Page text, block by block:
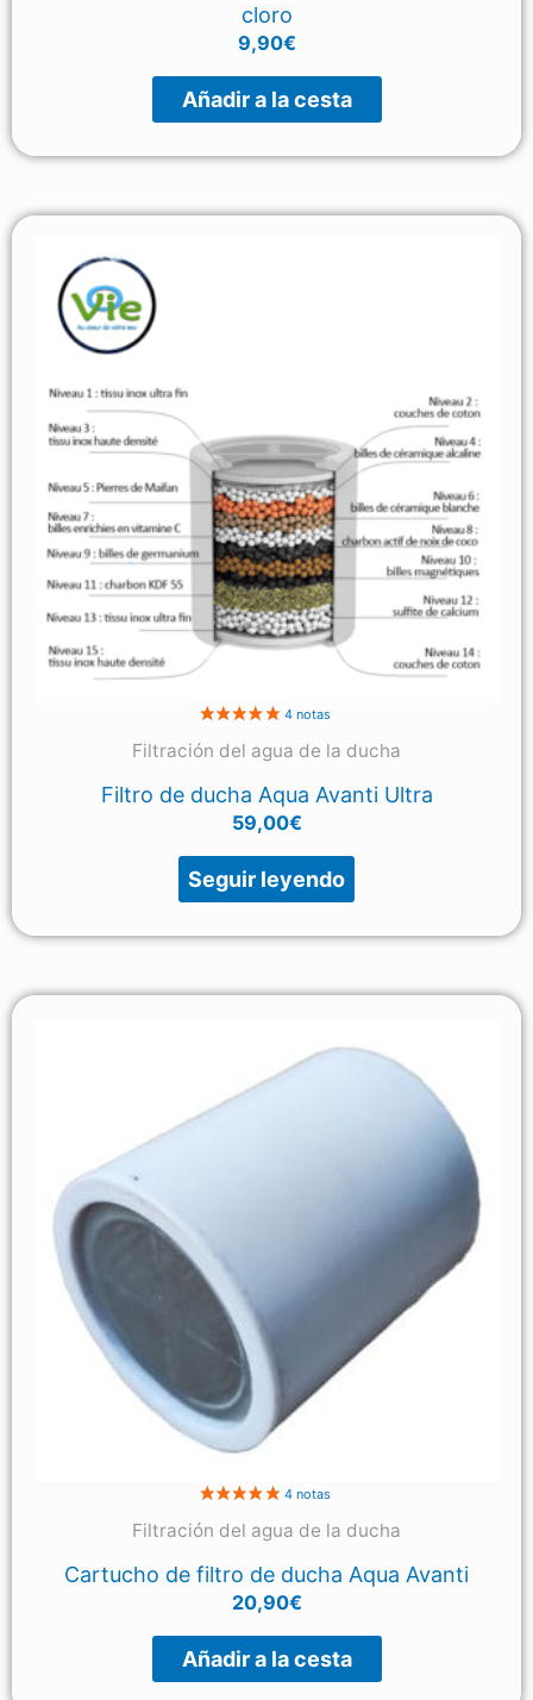
2
cloro
9,90€
Añadir a la cesta
Filtración del agua de la ducha
Filtro de ducha Aqua Avanti Ultra
59,00€
Seguir leyendo
Filtración del agua de la ducha
Cartucho de filtro de ducha Aqua Avanti
20,90€
Añadir a la cesta